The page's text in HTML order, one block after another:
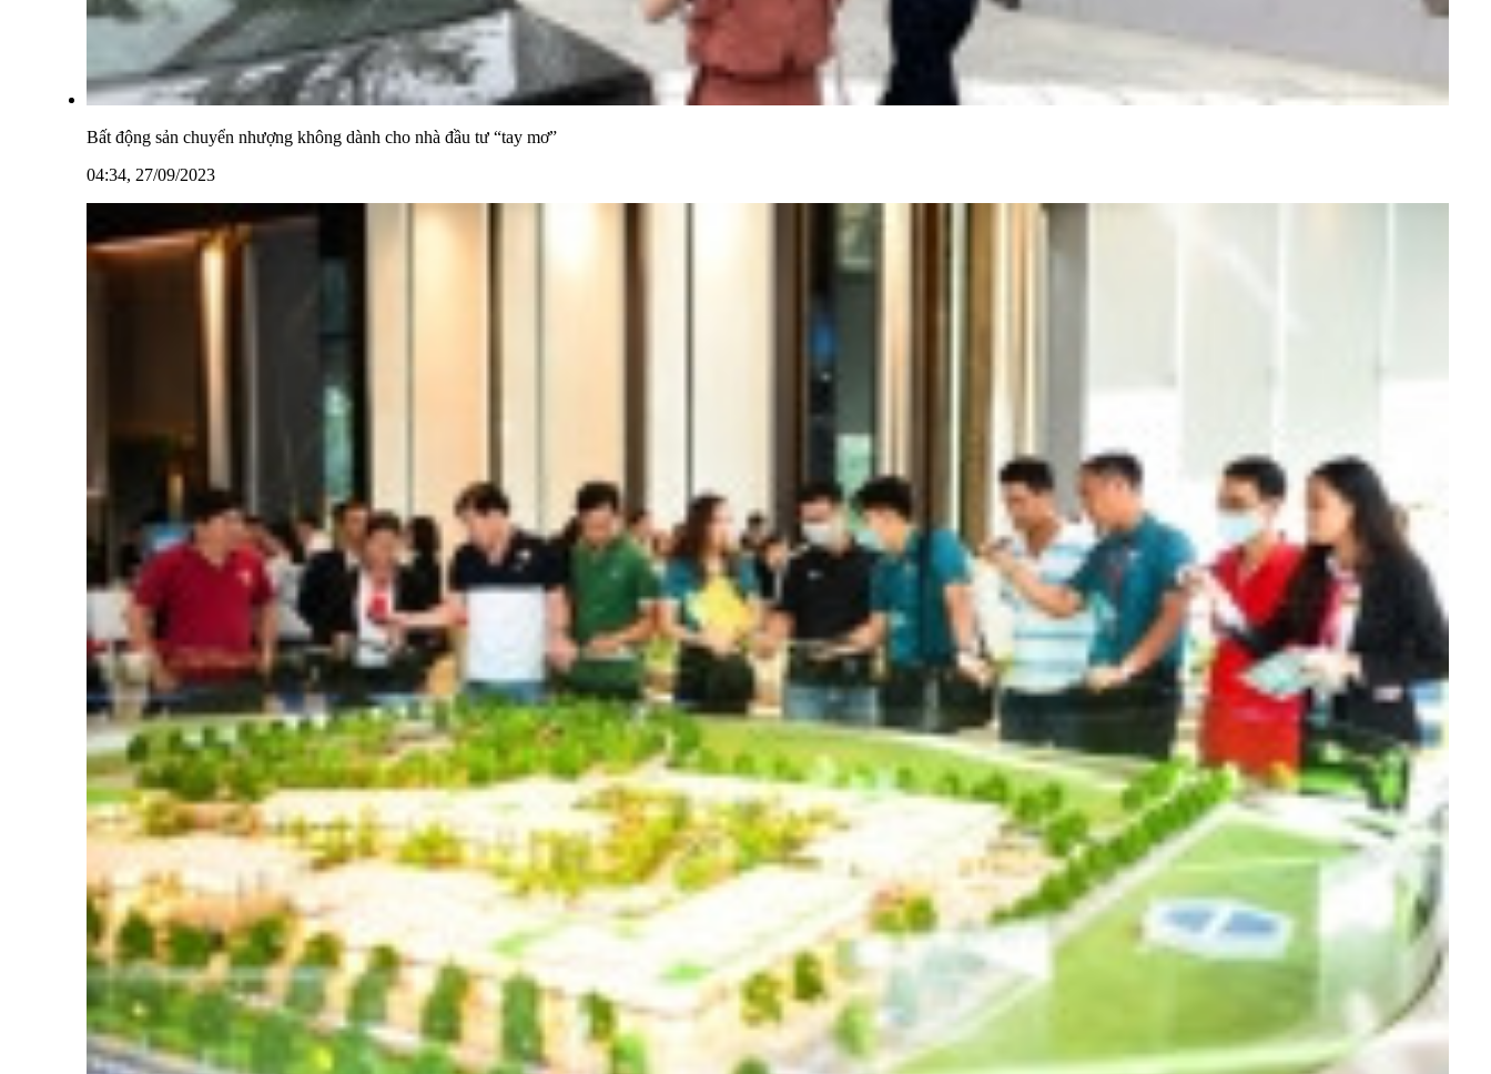
Bất động sản chuyển nhượng không dành cho nhà đầu tư “tay mơ”
04:34, 27/09/2023